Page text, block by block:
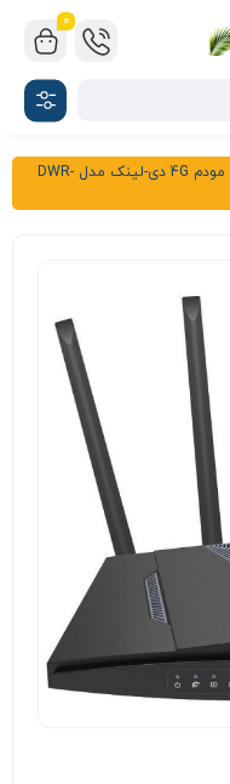
0
مودم 4G دی-لینک مدل DWR-